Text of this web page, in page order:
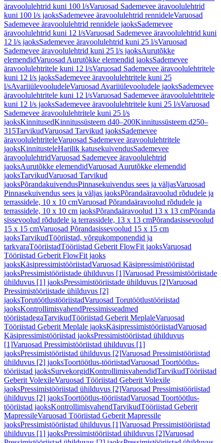
äravoolulehtrid kuni 100 l/sVaruosad Sademevee äravoolulehtrid
kuni 100 l/s jaoksSademevee äravoolulehtrid rennideleVaruosad
Sademevee äravoolulehtrid rennidele jaoksSademevee
äravoolulehtrid kuni 12 l/sVaruosad Sademevee äravoolulehtrid kuni
12 l/s jaoksSademevee äravoolulehtrid kuni 25 l/sVaruosad
Sademevee äravoolulehtrid kuni 25 l/s jaoksAurutõkke
elemendidVaruosad Aurutõkke elemendid jaoksSademevee
äravoolulehtritele kuni 12 l/sVaruosad Sademevee äravoolulehtritele
kuni 12 l/s jaoksSademevee äravoolulehtritele kuni 25
l/sAvariiülevooludeleVaruosad Avariiülevooludele jaoksSademevee
äravoolulehtritele kuni 12 l/sVaruosad Sademevee äravoolulehtritele
kuni 12 l/s jaoksSademevee äravoolulehtritele kuni 25 l/sVaruosad
Sademevee äravoolulehtritele kuni 25 l/s
jaoksKinnitusedKinnitussüsteem d40–200Kinnitussüsteem d250–
315TarvikudVaruosad Tarvikud jaoksSademevee
äravoolulehtriteleVaruosad Sademevee äravoolulehtritele
jaoksKinnitusteleHarilik katusekuivendusSademevee
äravoolulehtridVaruosad Sademevee äravoolulehtrid
jaoksAurutõkke elemendidVaruosad Aurutõkke elemendid
jaoksTarvikudVaruosad Tarvikud
jaoksPõrandakuivendusPinnasekuivendus sees ja väljasVaruosad
Pinnasekuivendus sees ja väljas jaoksPõrandaäravoolud rõdudele ja
terrassidele, 10 x 10 cmVaruosad Põrandaäravoolud rõdudele ja
terrassidele, 10 x 10 cm jaoksPõrandaäravoolud 13 x 13 cmPõranda
sissevoolud rõdudele ja terrassidele, 13 x 13 cmPõrandasissevoolud
15 x 15 cmVaruosad Põrandasissevoolud 15 x 15 cm
jaoksTarvikudTööriistad, võrgukomponendid ja
tarkvaraTööriistadTööriistad Geberit FlowFit jaoksVaruosad
Tööriistad Geberit FlowFit jaoks
jaoksKäsipressimistööriistadVaruosad Käsipressimistööriistad
jaoksPressimistööriistade ühilduvus [1]Varuosad Pressimistööriistade
ühilduvus [1] jaoksPressimistööriistade ühilduvus [2]Varuosad
Pressimistööriistade ühilduvus [2]
jaoksTorutöötlustööriistadVaruosad Torutöötlustööriistad
jaoksKontrollimisvahendPressimisseadmed
tööriistadegaTarvikudTööriistad Geberit MeplaleVaruosad
Tööriistad Geberit Meplale jaoksKäsipressimistööriistadVaruosad
Käsipressimistööriistad jaoksPressimistööriistad ühilduvus
[1]Varuosad Pressimistööriistad ühilduvus [1]
jaoksPressimistööriistad ühilduvus [2]Varuosad Pressimistööriistad
ühilduvus [2] jaoksToortöötlus-tööriistadVaruosad Toortöötlus-
tööriistad jaoksSurvekorgidKontrollimisvahendidTarvikudTööriistad
Geberit VolexileVaruosad Tööriistad Geberit Volexile
jaoksPressimistööriistad ühilduvus [2]Varuosad Pressimistööriistad
ühilduvus [2] jaoksToortöötlus-tööriistadVaruosad Toortöötlus-
tööriistad jaoksKontrollimisvahendTarvikudTööriistad Geberit
MapressileVaruosad Tööriistad Geberit Mapressile
jaoksPressimistööriistad ühilduvus [1]Varuosad Pressimistööriistad
ühilduvus [1] jaoksPressimistööriistad ühilduvus [2]Varuosad